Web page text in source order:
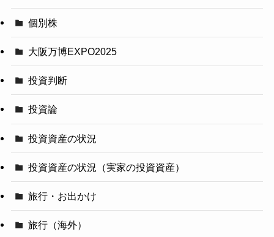
個別株
大阪万博EXPO2025
投資判断
投資論
投資資産の状況
投資資産の状況（実家の投資資産）
旅行・お出かけ
旅行（海外）